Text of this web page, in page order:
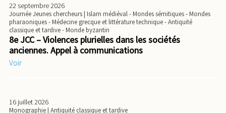
22 septembre 2026
Journée Jeunes chercheurs| Islam médiéval - Mondes sémitiques - Mondes
pharaoniques - Médecine grecque et littérature technique - Antiquité
classique et tardive - Monde byzantin
8e JCC – Violences plurielles dans les sociétés
anciennes. Appel à communications
Voir
16 juillet 2026
Monographie| Antiquité classique et tardive